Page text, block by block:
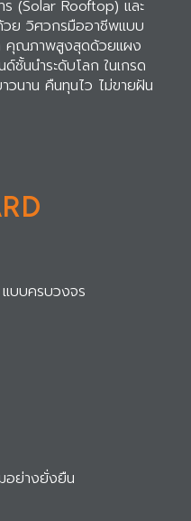
(Solar Rooftop) และ
ย วิศวกรมืออาชีพแบบ
คุณภาพสูงสุดด้วยแผง
ด์ชั้นนำระดับโลก ในเกรด
วนาน คืนทุนไว ไม่ขายฝัน
บบครบวงจร
อย่างยั่งยืน